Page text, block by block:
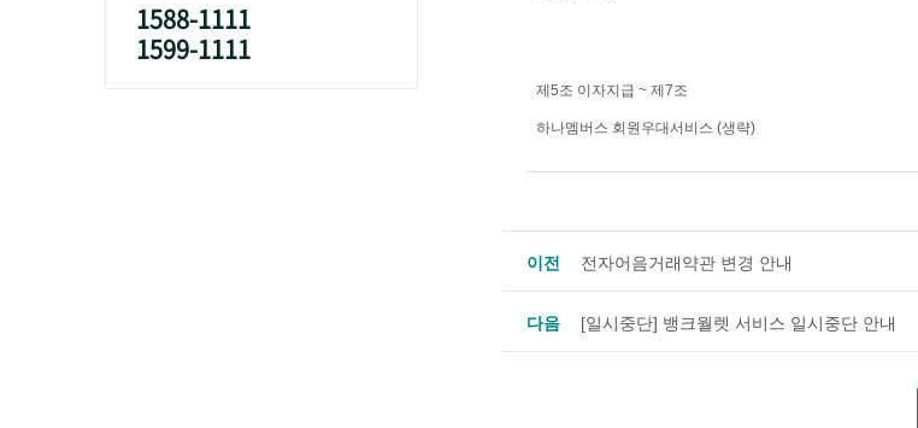
1588-1111
1599-1111
제5조 이자지급 ~ 제7조
하나멤버스 회원우대서비스 (생략)
이전 전자어음거래약관 변경 안내
다음 [일시중단] 뱅크월렛 서비스 일시중단 안내